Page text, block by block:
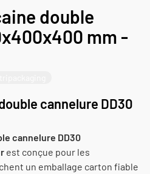
double
mm -
cannelure DD30
cannelure DD30
est conçue pour les
un emballage carton fiable